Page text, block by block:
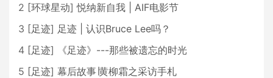
2 [环球星动] 悦纳新自我 | AIF电影节
3 [足迹] 足迹 | 认识Bruce Lee吗？
4 [足迹]
《足迹》---那些被遗忘的时光
5 [足迹] 幕后故事∣黄柳霜之采访手札